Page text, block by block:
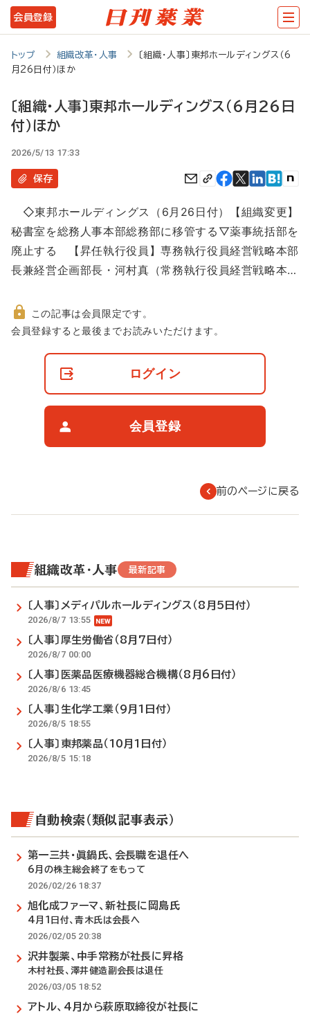
メ
イ
テ
ツ
に
動
会員登録
トップ 組織改革・人事
〔組織・人事〕東邦ホールディングス（6
月26日付）ほか
〔組織・人事〕東邦ホールディングス（6月26日
付）ほか
2026/5/13 17:33
保存
◇東邦ホールディングス（6月26日付）【組織変更】
秘書室を総務人事本部総務部に移管する▽薬事統括部を
廃止する 【昇任執行役員】専務執行役員経営戦略本部
長兼経営企画部長・河村真（常務執行役員経営戦略本…
非
この記事は会員限定です。
会員登録すると最後までお読みいただけます。
ログイン
会員登録
前のページに戻る
組織改革・人事 最新記事
〔人事〕メディパルホールディングス（8月5日付）
2026/8/7 13:55
〔人事〕厚生労働省（8月7日付）
2026/8/7 00:00
〔人事〕医薬品医療機器総合機構（8月6日付）
2026/8/6 13:45
〔人事〕生化学工業（9月1日付）
2026/8/5 18:55
〔人事〕東邦薬品（10月1日付）
2026/8/5 15:18
自動検索（類似記事表示）
第一三共・眞鍋氏、会長職を退任へ
6月の株主総会終了をもって
2026/02/26 18:37
旭化成ファーマ、新社長に岡島氏
4月1日付、青木氏は会長へ
2026/02/05 20:38
沢井製薬、中手常務が社長に昇格
木村社長、澤井健造副会長は退任
2026/03/05 18:52
アトル、4月から萩原取締役が社長に